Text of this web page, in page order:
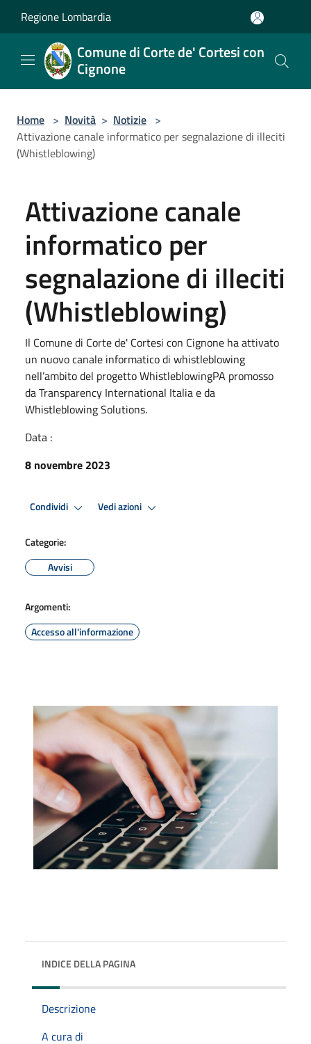
Regione Lombardia
Comune di Corte de' Cortesi con
Cignone
Home > Novità > Notizie >
Attivazione canale informatico per segnalazione di illeciti
(Whistleblowing)
Attivazione canale
informatico per
segnalazione di illeciti
(Whistleblowing)
Il Comune di Corte de' Cortesi con Cignone ha attivato
un nuovo canale informatico di whistleblowing
nell’ambito del progetto WhistleblowingPA promosso
da Transparency International Italia e da
Whistleblowing Solutions.
Data :
8 novembre 2023
Condividi Vedi azioni
Categorie:
Avvisi
Argomenti:
Accesso all'informazione
INDICE DELLA PAGINA
Descrizione
A cura di